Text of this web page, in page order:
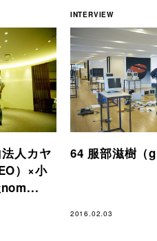
人カヤ
）×小
INTERVIEW
64 服部滋樹（
2016.02.03